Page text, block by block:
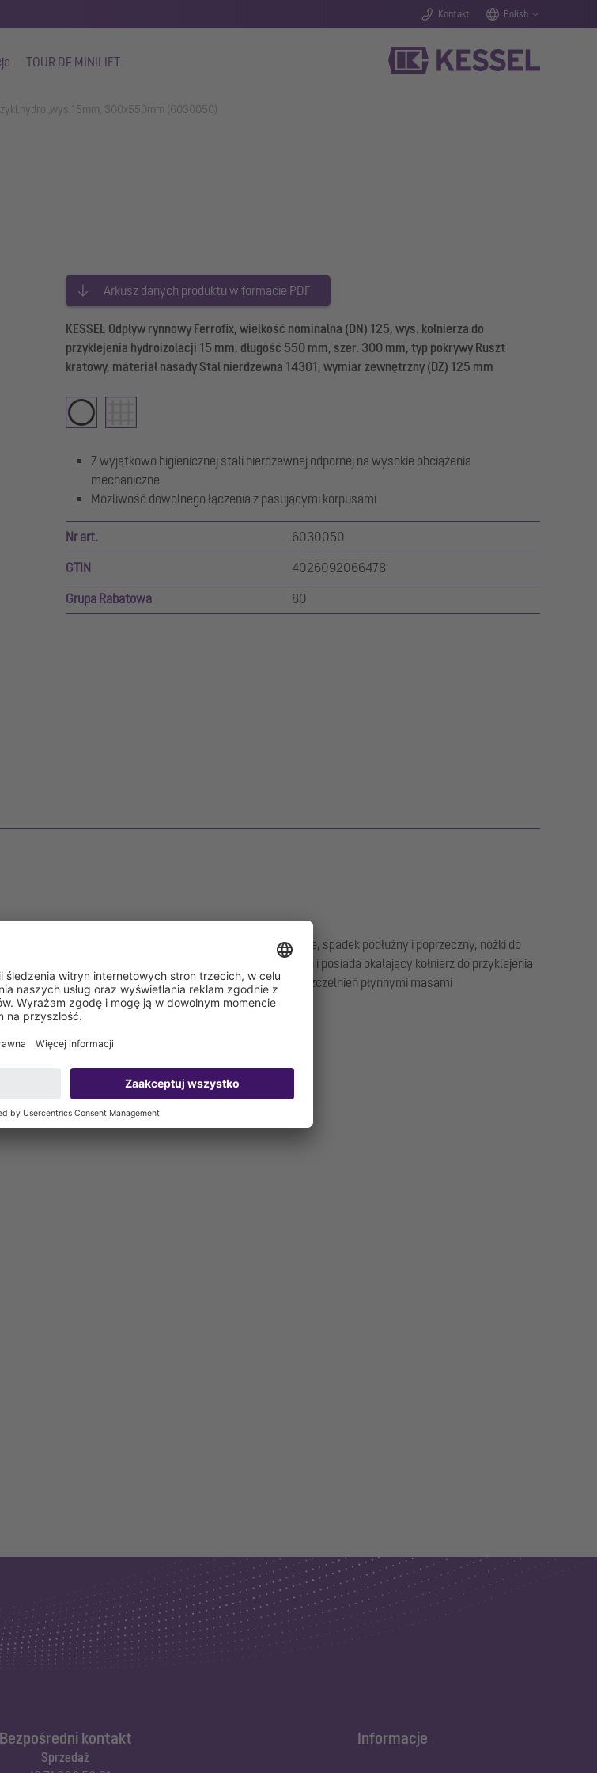
Kontakt Polish
TOUR DE MINILIFT
300x550mm (6030050)
Arkusz danych produktu w formacie PDF
KESSEL Odpływ rynnowy Ferrofix, wielkość nominalna (DN) 125, wys. kołnierza do
przyklejenia hydroizolacji 15 mm, długość 550 mm, szer. 300 mm, typ pokrywy Ruszt
kratowy, materiał nasady Stal nierdzewna 14301, wymiar zewnętrzny (DZ) 125 mm
Z wyjątkowo higienicznej stali nierdzewnej odpornej na wysokie obciążenia
mechaniczne
Możliwość dowolnego łączenia z pasującymi korpusami
Nr art. 6030050
GTIN 4026092066478
Grupa Rabatowa 80
zanurzeniowo) posiada widoczne elementy szlifowane, spadek podłużny i poprzeczny, nóżki do
jest przystosowany do hydroizolacji cienkowarstwowych i posiada okalający kołnierz do przyklejenia
Kołnierz do przyklejenia hydroizolacji nadaje się uszczelnień płynnymi masami
przeciwwilgociowych)
Bezpośredni kontakt
Sprzedaż
Informacje